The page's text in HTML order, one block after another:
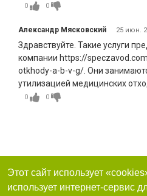
0 0
Александр Мясковский 25 июн.
Здравствуйте. Такие услуги
компании https://
otkhody-a-b-v-g/. Они
утилизацией медицинских
0 0
Этот сайт использует
использует интернет-сервис